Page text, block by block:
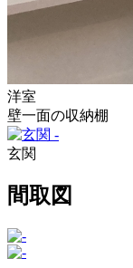
洋室
壁一面の収納棚
玄関
間取図